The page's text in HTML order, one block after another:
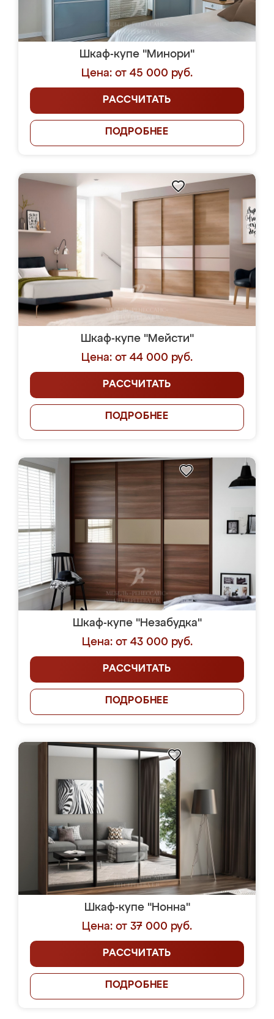
Шкаф-купе "Минори"
Цена: от 45 000 руб.
РАССЧИТАТЬ
ПОДРОБНЕЕ
Шкаф-купе "Мейсти"
Цена: от 44 000 руб.
РАССЧИТАТЬ
ПОДРОБНЕЕ
Шкаф-купе "Незабудка"
Цена: от 43 000 руб.
РАССЧИТАТЬ
ПОДРОБНЕЕ
Шкаф-купе "Нонна"
Цена: от 37 000 руб.
РАССЧИТАТЬ
ПОДРОБНЕЕ